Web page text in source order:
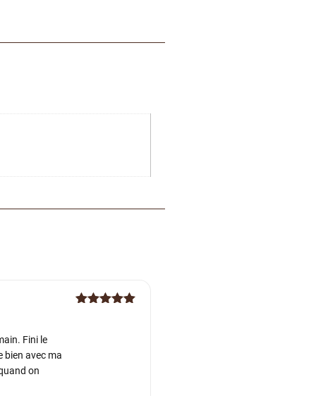
Fini le
bien avec ma
on